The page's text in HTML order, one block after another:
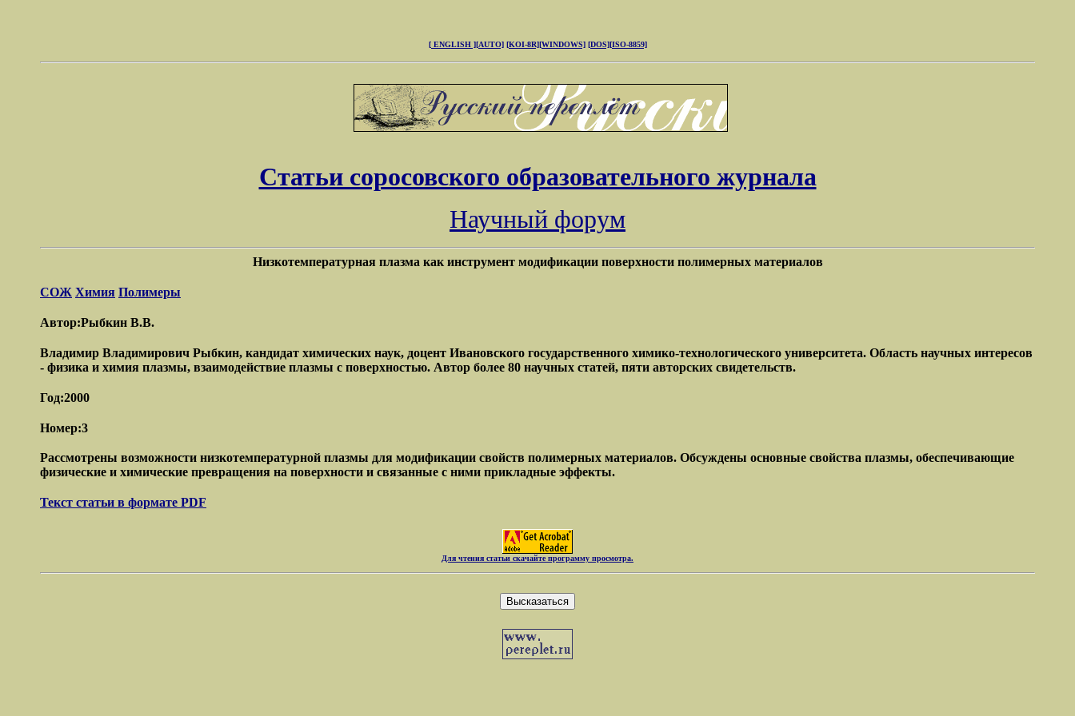
[ ENGLISH ][AUTO] [KOI-8R][WINDOWS] [DOS][ISO-8859]
Статьи соросовского образовательного журнала
Научный форум
Низкотемпературная плазма как инструмент модификации поверхности полимерных материалов
СОЖ Химия Полимеры
Автор:Рыбкин В.В.
Владимир Владимирович Рыбкин, кандидат химических наук, доцент Ивановского государственного химико-технологического университета. Область научных интересов
- физика и химия плазмы, взаимодействие плазмы с поверхностью. Автор более 80 научных статей, пяти авторских свидетельств.
Год:2000
Номер:3
Рассмотрены возможности низкотемпературной плазмы для модификации свойств полимерных материалов. Обсуждены основные свойства плазмы, обеспечивающие
физические и химические превращения на поверхности и связанные с ними прикладные эффекты.
Текст статьи в формате PDF
Для чтения статьи скачайте программу просмотра.